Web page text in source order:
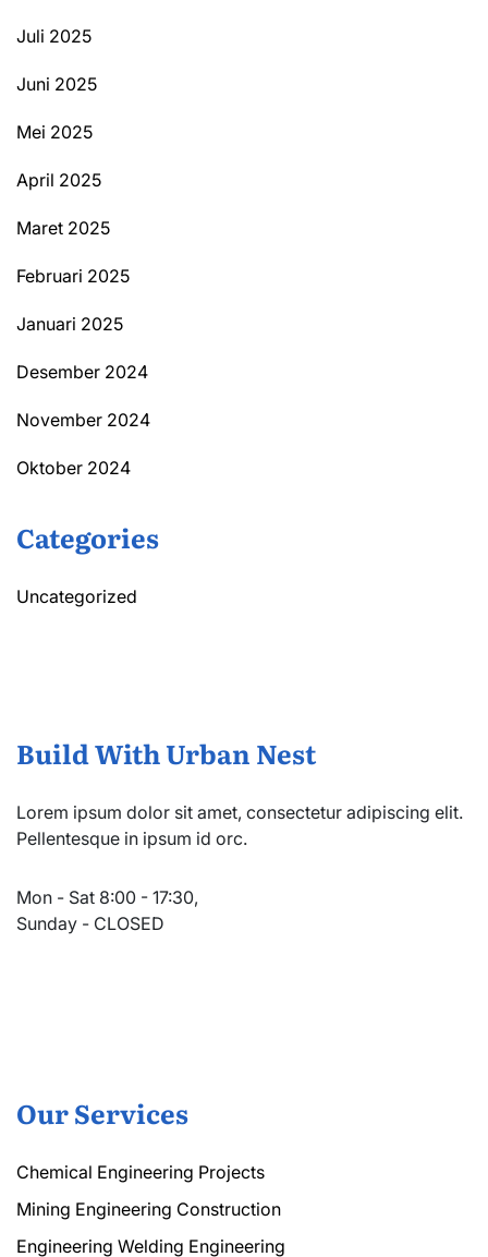
Juli 2025
Juni 2025
Mei 2025
April 2025
Maret 2025
Februari 2025
Januari 2025
Desember 2024
November 2024
Oktober 2024
Categories
Uncategorized
Build With Urban Nest
Lorem ipsum dolor sit amet, consectetur adipiscing elit.
Pellentesque in ipsum id orc.
Mon - Sat 8:00 - 17:30,
Sunday - CLOSED
Our Services
Chemical Engineering Projects
Mining Engineering Construction
Engineering Welding Engineering